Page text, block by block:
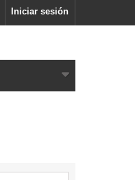
Iniciar sesión